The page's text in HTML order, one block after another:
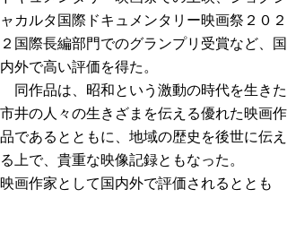
ャカルタ国際ドキュメンタリー映画祭２０２
２国際長編部門でのグランプリ受賞など、国
内外で高い評価を得た。
同作品は、昭和という激動の時代を生きた
市井の人々の生きざまを伝える優れた映画作
品であるとともに、地域の歴史を後世に伝え
る上で、貴重な映像記録ともなった。
映画作家として国内外で評価されるととも